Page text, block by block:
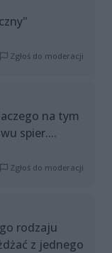
Zgłoś do moderacji
na tym
spier....
Zgłoś do moderacji
rodzaju
z jednego